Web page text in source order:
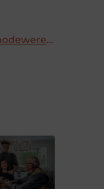
CP Company: een pionier in de modewereld